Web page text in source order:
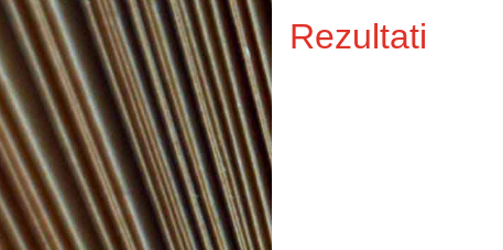
Rezultati